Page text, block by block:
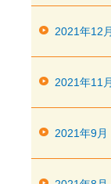
2021年12月
2021年11月
2021年9月